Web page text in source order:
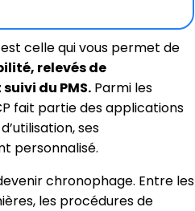
est celle qui vous permet de
relevés de
du PMS. Parmi les
fait partie des applications
ses
personnalisé.
chronophage. Entre les
les procédures de